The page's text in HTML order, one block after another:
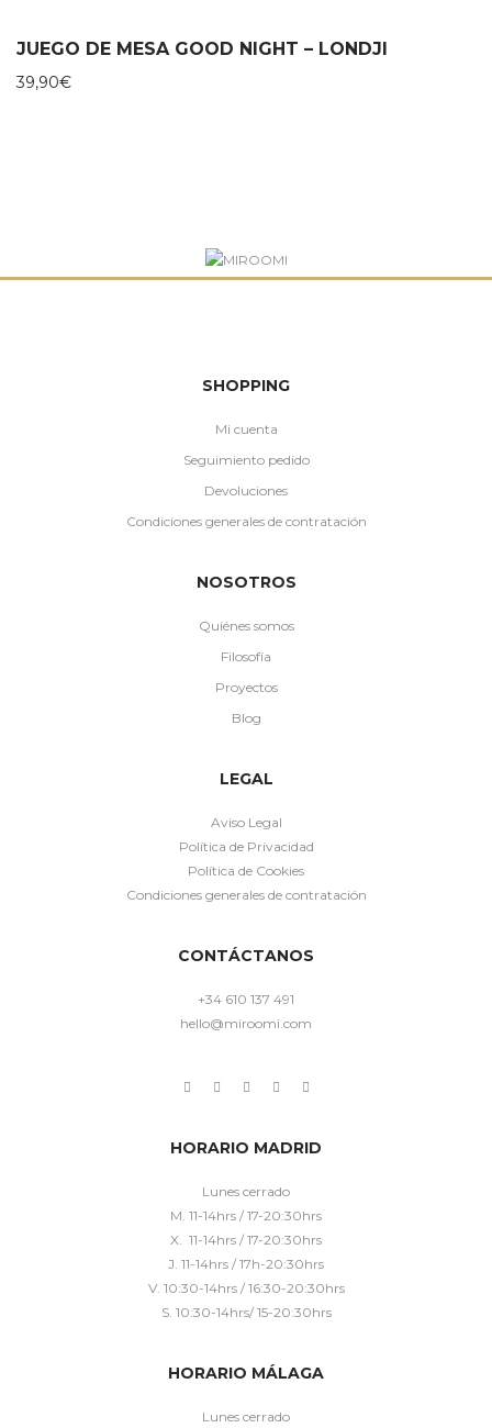
JUEGO DE MESA GOOD NIGHT – LONDJI
39,90€
SHOPPING
Mi cuenta
Seguimiento pedido
Devoluciones
Condiciones generales de contratación
NOSOTROS
Quiénes somos
Filosofía
Proyectos
Blog
LEGAL
Aviso Legal
Política de Privacidad
Política de Cookies
Condiciones generales de contratación
CONTÁCTANOS
+34 610 137 491
hello@miroomi.com
HORARIO MADRID
Lunes cerrado
M. 11-14hrs / 17-20:30hrs
X. 11-14hrs / 17-20:30hrs
J. 11-14hrs / 17h-20:30hrs
V. 10:30-14hrs / 16:30-20:30hrs
S. 10:30-14hrs/ 15-20:30hrs
HORARIO MÁLAGA
Lunes cerrado